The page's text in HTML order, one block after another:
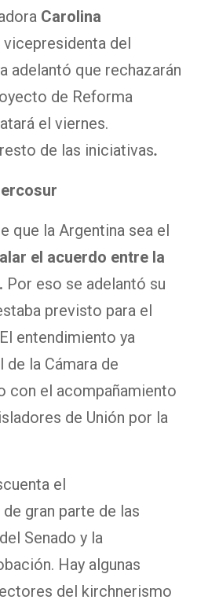
Carolina
del
adelantó que rechazarán
de Reforma
el viernes.
de las iniciativas.
que la Argentina sea el
el acuerdo entre la
Por eso se adelantó su
previsto para el
entendimiento ya
de la Cámara de
con el acompañamiento
de Unión por la
el
gran parte de las
Senado y la
Hay algunas
del kirchnerismo